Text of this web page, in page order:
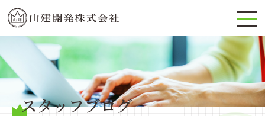
スタッフブログ